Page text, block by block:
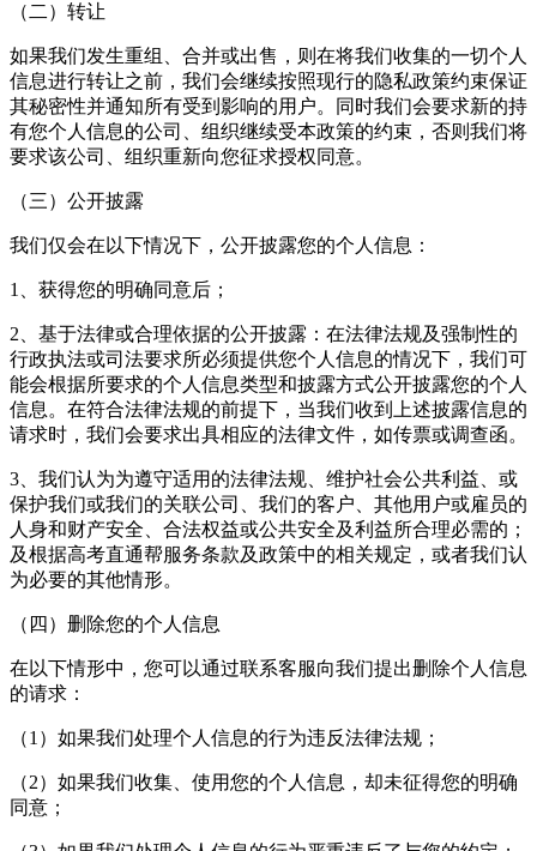
（二）转让
如果我们发生重组、合并或出售，则在将我们收集的一切个人
信息进行转让之前，我们会继续按照现行的隐私政策约束保证
其秘密性并通知所有受到影响的用户。同时我们会要求新的持
有您个人信息的公司、组织继续受本政策的约束，否则我们将
要求该公司、组织重新向您征求授权同意。
（三）公开披露
我们仅会在以下情况下，公开披露您的个人信息：
1、获得您的明确同意后；
2、基于法律或合理依据的公开披露：在法律法规及强制性的
行政执法或司法要求所必须提供您个人信息的情况下，我们可
能会根据所要求的个人信息类型和披露方式公开披露您的个人
信息。在符合法律法规的前提下，当我们收到上述披露信息的
请求时，我们会要求出具相应的法律文件，如传票或调查函。
3、我们认为为遵守适用的法律法规、维护社会公共利益、或
保护我们或我们的关联公司、我们的客户、其他用户或雇员的
人身和财产安全、合法权益或公共安全及利益所合理必需的；
及根据高考直通帮服务条款及政策中的相关规定，或者我们认
为必要的其他情形。
（四）删除您的个人信息
在以下情形中，您可以通过联系客服向我们提出删除个人信息
的请求：
（1）如果我们处理个人信息的行为违反法律法规；
（2）如果我们收集、使用您的个人信息，却未征得您的明确
同意；